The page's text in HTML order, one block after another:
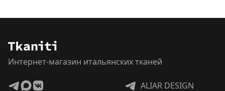
Интернет-магазин итальянских тканей
ALIAR DESIGN